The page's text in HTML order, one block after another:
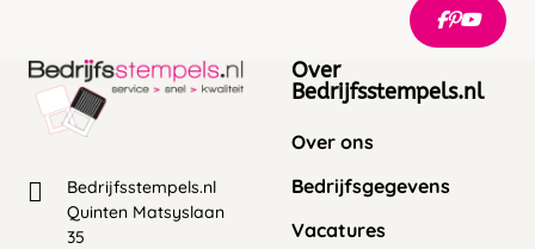
Bedrijfsstempels.nl
Quinten Matsyslaan
35
Over
Bedrijfsstempels.nl
Over ons
Bedrijfsgegevens
Vacatures